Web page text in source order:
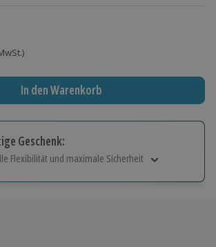
In den Warenkorb
Geschenk:
Flexibilität und maximale Sicherheit
für alle Erlebnisse einlösbar.